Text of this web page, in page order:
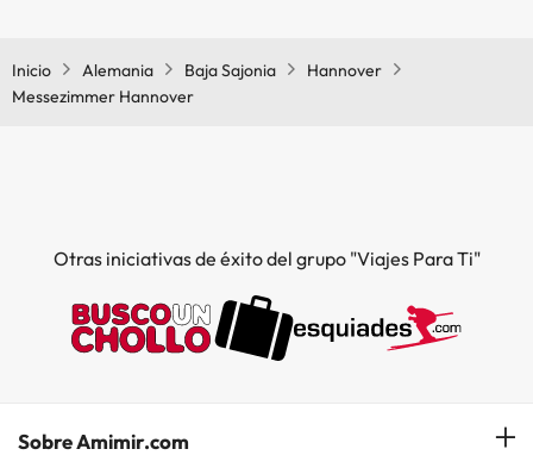
Inicio Alemania Baja Sajonia
Hannover
Messezimmer Hannover
Otras iniciativas de éxito del grupo "Viajes Para Ti"
Sobre Amimir.com